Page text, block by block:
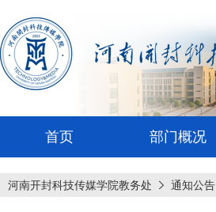
首页 部门概况
河南开封科技传媒学院教务处 通知公告